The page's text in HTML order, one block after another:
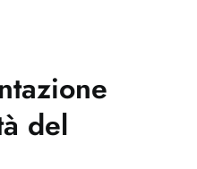
del